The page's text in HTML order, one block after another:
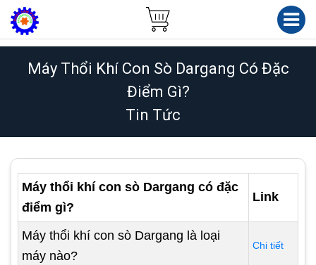
Máy Thổi Khí Con Sò Dargang Có Đặc
Điểm Gì?
Tin Tức
Máy thổi khí con sò Dargang có đặc
điểm gì?
Link
Máy thổi khí con sò Dargang là loại
máy nào?
Chi tiết